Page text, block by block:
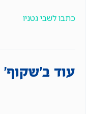
כתבו לשבי גטניו
עוד ב'שקוף'